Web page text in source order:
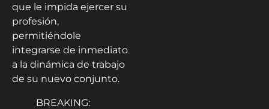
que le impida ejercer su
profesión,
permitiéndole
integrarse de inmediato
a la dinámica de trabajo
de su nuevo conjunto.
BREAKING: